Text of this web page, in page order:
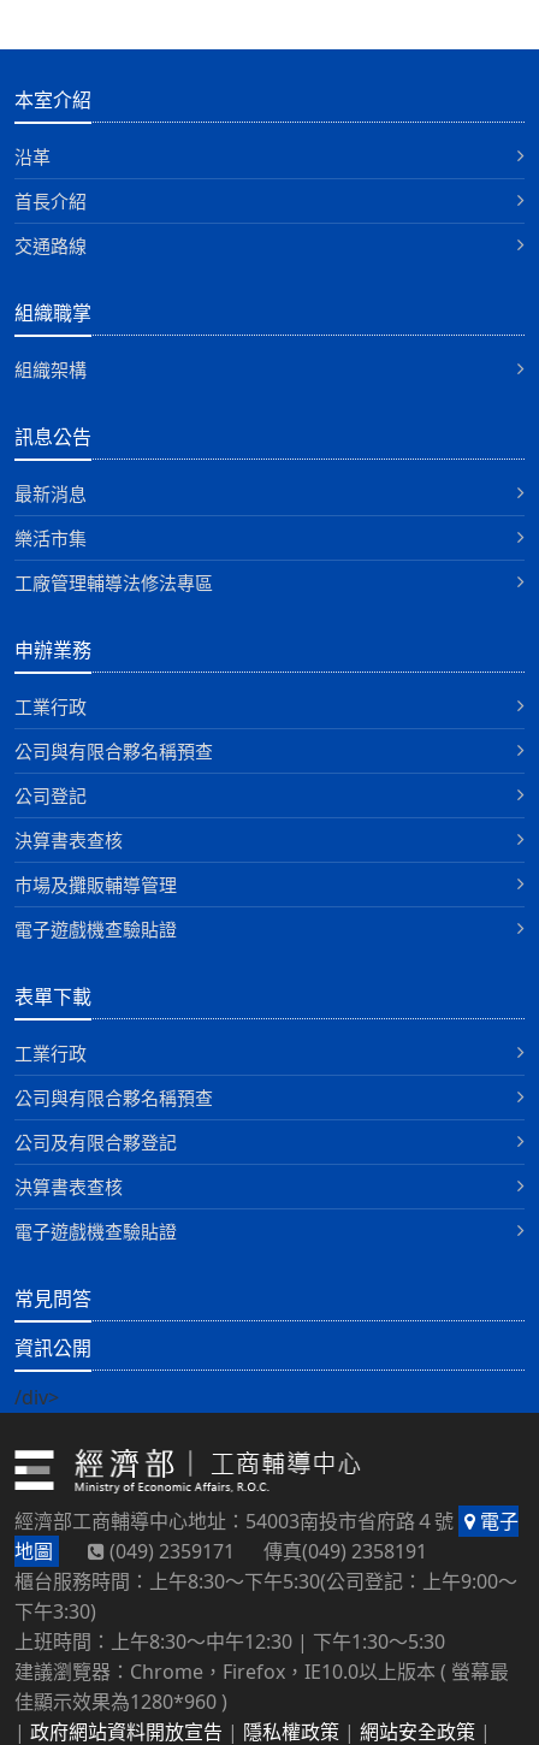
本室介紹
沿革
首長介紹
交通路線
組織職掌
組織架構
訊息公告
最新消息
樂活市集
工廠管理輔導法修法專區
申辦業務
工業行政
公司與有限合夥名稱預查
公司登記
決算書表查核
巿場及攤販輔導管理
電子遊戲機查驗貼證
表單下載
工業行政
公司與有限合夥名稱預查
公司及有限合夥登記
決算書表查核
電子遊戲機查驗貼證
常見問答
資訊公開
/div>
經濟部工商輔導中心地址：54003南投市省府路４號
電子
地圖
(049) 2359171 傳真(049) 2358191
櫃台服務時間：上午8:30～下午5:30(公司登記：上午9:00～
下午3:30)
上班時間：上午8:30～中午12:30 | 下午1:30～5:30
建議瀏覽器：Chrome，Firefox，IE10.0以上版本 ( 螢幕最
佳顯示效果為1280*960 )
| 政府網站資料開放宣告 | 隱私權政策 | 網站安全政策 |